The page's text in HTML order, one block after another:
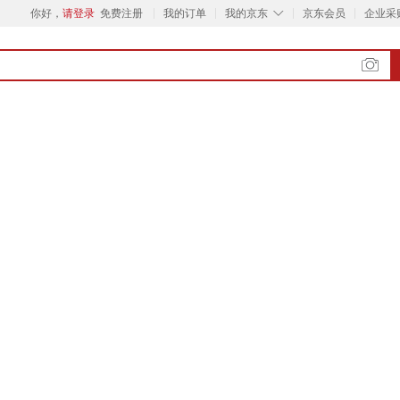
你好， 请登录 免费注册 我的订单 ◇
我的京东 京东会员 企业采